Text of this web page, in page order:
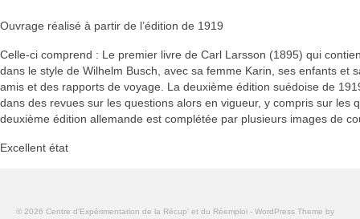
Ouvrage réalisé à partir de l’édition de 1919
Celle-ci comprend : Le premier livre de Carl Larsson (1895) qui
dans le style de Wilhelm Busch, avec sa femme Karin, ses enfants et
amis et des rapports de voyage. La deuxième édition suédoise de
dans des revues sur les questions alors en vigueur, y compris sur les
deuxième édition allemande est complétée par plusieurs images de
Excellent état
© 2026 Centre d'Expérimentation de la Récup' et du Réemploi - WordPress Theme by